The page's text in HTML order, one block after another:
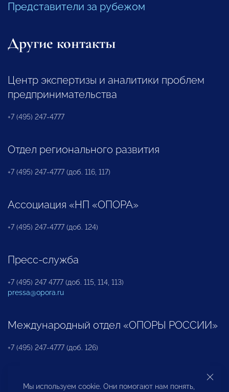
Представители за рубежом
Другие контакты
Центр экспертизы и аналитики проблем
предпринимательства
+7 (495) 247-4777
Отдел регионального развития
+7 (495) 247-4777 (доб. 116, 117)
Ассоциация «НП «ОПОРА»
+7 (495) 247-4777 (доб. 124)
Пресс-служба
+7 (495) 247 4777 (доб. 115, 114, 113)
pressa@opora.ru
Международный отдел «ОПОРЫ РОССИИ»
+7 (495) 247-4777 (доб. 126)
Бюро по защите прав предпринимателей и
Мы используем cookie. Они помогают нам понять,